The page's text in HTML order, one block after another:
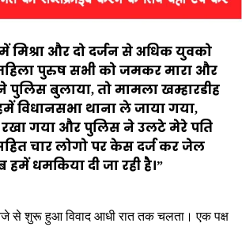
और दो दर्जन से अधिक युवको
महिला पुरुष सभी को जमकर मारा और
बुलाया, तो मामला खम्हारडीह
विधानसभा थाना ले जाया गया,
रखा गया और पुलिस ने उलटे मेरे पति
चार लोगो पर केस दर्ज कर जेल
धमकिया दी जा रही है।”
से शुरू हुआ विवाद आधी रात तक चलता। एक पक्ष